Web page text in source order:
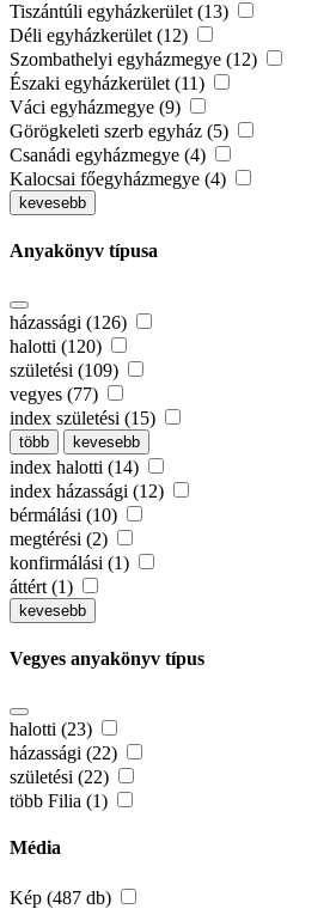
Tiszántúli egyházkerület (13)
Déli egyházkerület (12)
Szombathelyi egyházmegye (12)
Északi egyházkerület (11)
Váci egyházmegye (9)
Görögkeleti szerb egyház (5)
Csanádi egyházmegye (4)
Kalocsai főegyházmegye (4)
kevesebb
Anyakönyv típusa
házassági (126)
halotti (120)
születési (109)
vegyes (77)
index születési (15)
több kevesebb
index halotti (14)
index házassági (12)
bérmálási (10)
megtérési (2)
konfirmálási (1)
áttért (1)
kevesebb
Vegyes anyakönyv típus
halotti (23)
házassági (22)
születési (22)
több Filia (1)
Média
Kép (487 db)